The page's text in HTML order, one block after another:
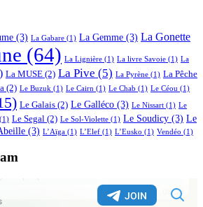
(3) La Gabare (1) La Gemme (3) La Gonette
(64) La Lignière (1) La livre Savoie (1) La
La MUSE (2) La Pive (5) La Pyrène (1) La Pêche
(2) Le Buzuk (1) Le Cairn (1) Le Chab (1) Le Céou (1)
Le Galais (2) Le Galléco (3) Le Nissart (1) Le
(1) Le Segal (2) Le Sol-Violette (1) Le Soudicy (3) Le
(3) L’Aïga (1) L’Elef (1) L’Eusko (1) Vendéo (1)